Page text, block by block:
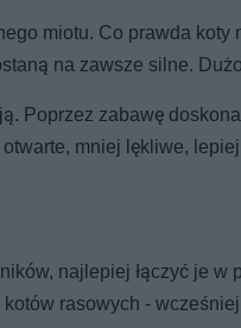
miotu. Co prawda koty
na zawsze silne.
Poprzez zabawę
mniej lękliwe,
najlepiej łączyć je w
rasowych -